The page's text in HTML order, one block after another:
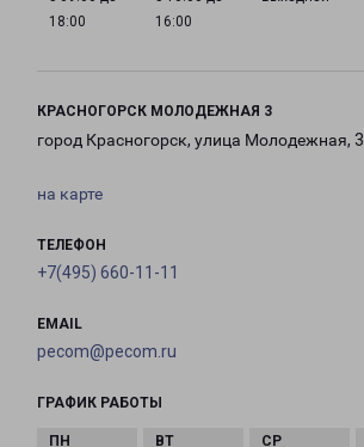
18:00
16:00
КРАСНОГОРСК МОЛОДЕЖНАЯ 3
город Красногорск, улица Молодежная, 3
на карте
ТЕЛЕФОН
+7(495) 660-11-11
EMAIL
pecom@pecom.ru
ГРАФИК РАБОТЫ